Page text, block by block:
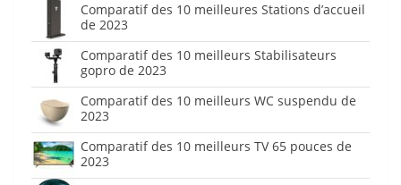
Comparatif des 10 meilleures Stations d’accueil
de 2023
Comparatif des 10 meilleurs Stabilisateurs
gopro de 2023
Comparatif des 10 meilleurs WC suspendu de
2023
Comparatif des 10 meilleurs TV 65 pouces de
2023